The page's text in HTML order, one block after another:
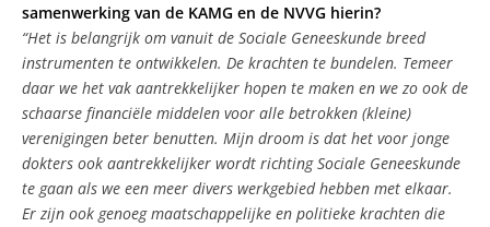
samenwerking van de KAMG en de NVVG hierin?
“Het is belangrijk om vanuit de Sociale Geneeskunde breed
instrumenten te ontwikkelen. De krachten te bundelen. Temeer
daar we het vak aantrekkelijker hopen te maken en we zo ook de
schaarse financiële middelen voor alle betrokken (kleine)
verenigingen beter benutten. Mijn droom is dat het voor jonge
dokters ook aantrekkelijker wordt richting Sociale Geneeskunde
te gaan als we een meer divers werkgebied hebben met elkaar.
Er zijn ook genoeg maatschappelijke en politieke krachten die